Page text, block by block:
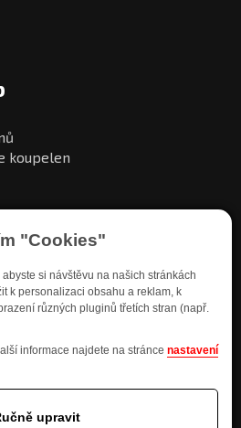
"Cookies"
si návštěvu na našich stránkách
k personalizaci obsahu a reklam, k
různých pluginů třetích stran (např.
informace najdete na stránce nastavení
upravit
koupelen